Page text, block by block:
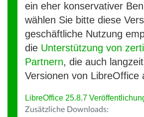
ein eher konservativer
wählen Sie bitte diese
geschäftliche Nutzung
die Unterstützung von
Partnern, die auch
Versionen von LibreOffice
LibreOffice 25.8.7
Zusätzliche Downloads: